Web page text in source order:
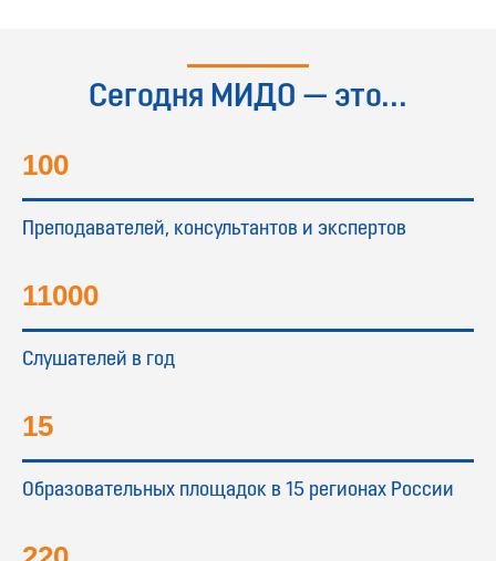
Сегодня МИДО — это...
100
Преподавателей, консультантов и экспертов
11000
Слушателей в год
15
Образовательных площадок в 15 регионах России